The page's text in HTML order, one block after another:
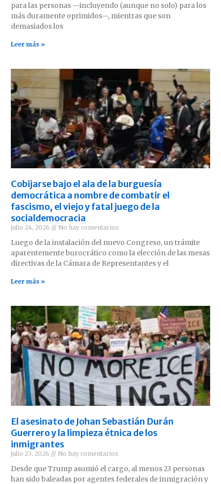
para las personas —incluyendo (aunque no solo) para los
más duramente oprimidos—, mientras que son
demasiados los
Leer más »
Cobijarse bajo el ala de la burguesía
democrática a nombre de combatir el
fascismo, el viejo y fatal juego de la
socialdemocracia
julio 24, 2026 No hay comentarios
Luego de la instalación del nuevo Congreso, un trámite
aparentemente burocrático como la elección de las mesas
directivas de la Cámara de Representantes y el
Leer más »
El asesinato de Johan Sebastián Durán
Guerrero y la limpieza étnica de los
inmigrantes
julio 23, 2026 No hay comentarios
Desde que Trump asumió el cargo, al menos 23 personas
han sido baleadas por agentes federales de inmigración y